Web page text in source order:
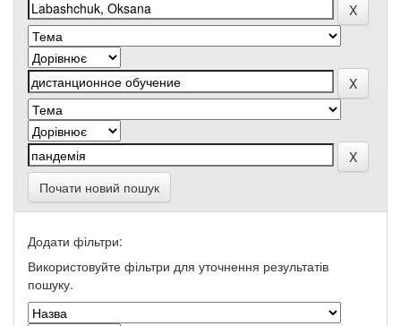
Почати новий пошук
Додати фільтри:
Використовуйте фільтри для уточнення результатів
пошуку.